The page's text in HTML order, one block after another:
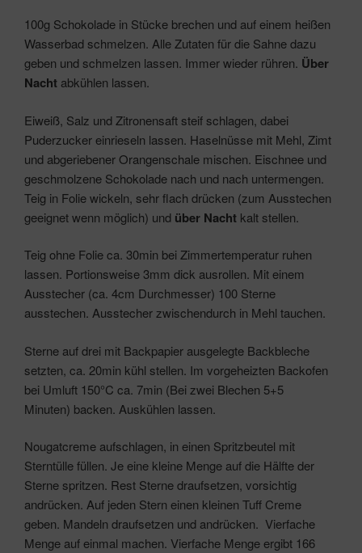
100g Schokolade in Stücke brechen und auf einem heißen
Wasserbad schmelzen. Alle Zutaten für die Sahne dazu
geben und schmelzen lassen. Immer wieder rühren. Über
Nacht abkühlen lassen.
Eiweiß, Salz und Zitronensaft steif schlagen, dabei
Puderzucker einrieseln lassen. Haselnüsse mit Mehl, Zimt
und abgeriebener Orangenschale mischen. Eischnee und
geschmolzene Schokolade nach und nach untermengen.
Teig in Folie wickeln, sehr flach drücken (zum Ausstechen
geeignet wenn möglich) und über Nacht kalt stellen.
Teig ohne Folie ca. 30min bei Zimmertemperatur ruhen
lassen. Portionsweise 3mm dick ausrollen. Mit einem
Ausstecher (ca. 4cm Durchmesser) 100 Sterne
ausstechen. Ausstecher zwischendurch in Mehl tauchen.
Sterne auf drei mit Backpapier ausgelegte Backbleche
setzten, ca. 20min kühl stellen. Im vorgeheizten Backofen
bei Umluft 150°C ca. 7min (Bei zwei Blechen 5+5
Minuten) backen. Auskühlen lassen.
Nougatcreme aufschlagen, in einen Spritzbeutel mit
Sterntülle füllen. Je eine kleine Menge auf die Hälfte der
Sterne spritzen. Rest Sterne draufsetzen, vorsichtig
andrücken. Auf jeden Stern einen kleinen Tuff Creme
geben. Mandeln draufsetzen und andrücken. Vierfache
Menge auf einmal machen. Vierfache Menge ergibt 166